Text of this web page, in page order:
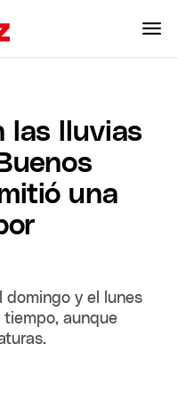
las lluvias
una
domingo y el lunes
tiempo, aunque